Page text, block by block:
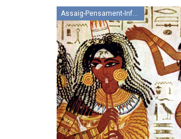
Assaig-Pensament-Informació